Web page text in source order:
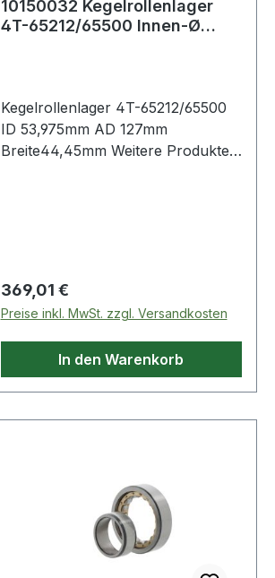
10150032 Kegelrollenlager
4T-65212/65500 Innen-Ø
Kegelrollenlager 4T-65212/65500
ID 53,975mm AD 127mm
Breite44,45mm Weitere Produkte
Regulärer Preis:
369,01 €
Preise inkl. MwSt. zzgl. Versandkosten
In den Warenkorb